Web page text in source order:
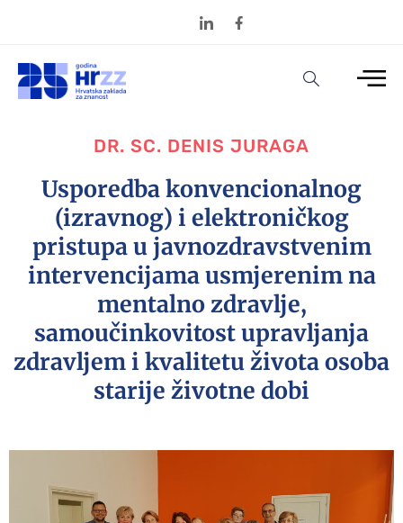
DR. SC. DENIS JURAGA
Usporedba konvencionalnog
(izravnog) i elektroničkog
pristupa u javnozdravstvenim
intervencijama usmjerenim na
mentalno zdravlje,
samoučinkovitost upravljanja
zdravljem i kvalitetu života osoba
starije životne dobi